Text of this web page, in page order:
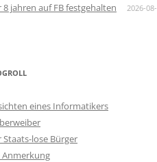
8 jahren auf FB festgehalten
2026-08-
eines Informatikers
Staats-lose Bürger
Anmerkung